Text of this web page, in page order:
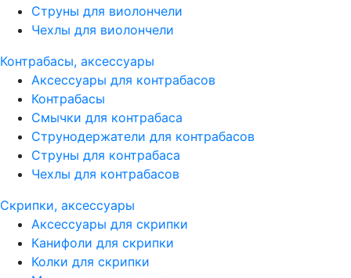
Струны для виолончели
Чехлы для виолончели
Контрабасы, аксессуары
Аксессуары для контрабасов
Контрабасы
Смычки для контрабаса
Струнодержатели для контрабасов
Струны для контрабаса
Чехлы для контрабасов
Скрипки, аксессуары
Аксессуары для скрипки
Канифоли для скрипки
Колки для скрипки